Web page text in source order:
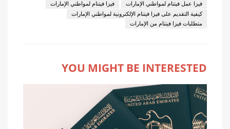
فيزا عمل فيتنام لمواطني الإمارات
فيزا فيتنام لمواطني الإمارات
كيفية التقديم على فيزا فيتنام الإلكترونية لمواطني الإمارات
متطلبات فيزا فيتنام من الإمارات
YOU MIGHT BE INTERESTED